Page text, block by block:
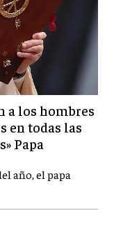
a los hombres
en todas las
Papa
año, el papa